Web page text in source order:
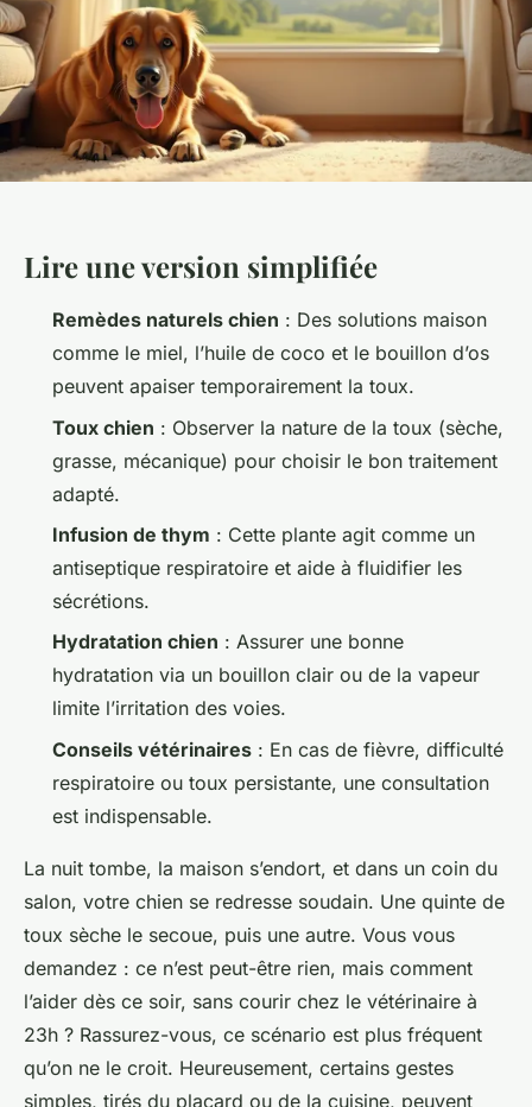
Lire une version simplifiée
Remèdes naturels chien : Des solutions maison
comme le miel, l’huile de coco et le bouillon d’os
peuvent apaiser temporairement la toux.
Toux chien : Observer la nature de la toux (sèche,
grasse, mécanique) pour choisir le bon traitement
adapté.
Infusion de thym : Cette plante agit comme un
antiseptique respiratoire et aide à fluidifier les
sécrétions.
Hydratation chien : Assurer une bonne
hydratation via un bouillon clair ou de la vapeur
limite l’irritation des voies.
Conseils vétérinaires : En cas de fièvre, difficulté
respiratoire ou toux persistante, une consultation
est indispensable.
La nuit tombe, la maison s’endort, et dans un coin du
salon, votre chien se redresse soudain. Une quinte de
toux sèche le secoue, puis une autre. Vous vous
demandez : ce n’est peut-être rien, mais comment
l’aider dès ce soir, sans courir chez le vétérinaire à
23h ? Rassurez-vous, ce scénario est plus fréquent
qu’on ne le croit. Heureusement, certains gestes
simples, tirés du placard ou de la cuisine, peuvent